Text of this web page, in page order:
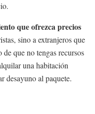
que ofrezca precios
sino a extranjeros que
que no tengas recursos
una habitación
desayuno al paquete.